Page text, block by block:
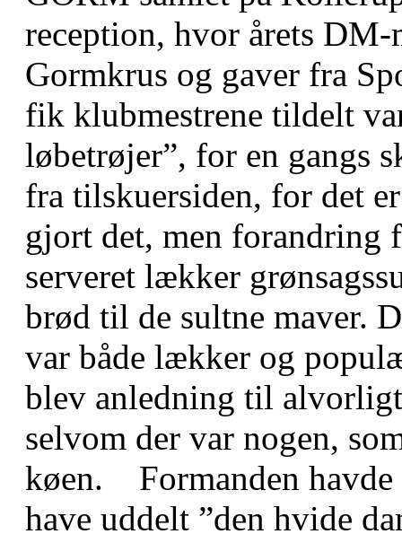
reception, hvor årets
Gormkrus og gaver fra
fik klubmestrene tildelt
løbetrøjer”, for en gangs
fra tilskuersiden, for det
gjort det, men forandring
serveret lækker
brød til de sultne maver.
var både lækker og
blev anledning til
selvom der var nogen,
køen. Formanden havde
have uddelt ”den hvide